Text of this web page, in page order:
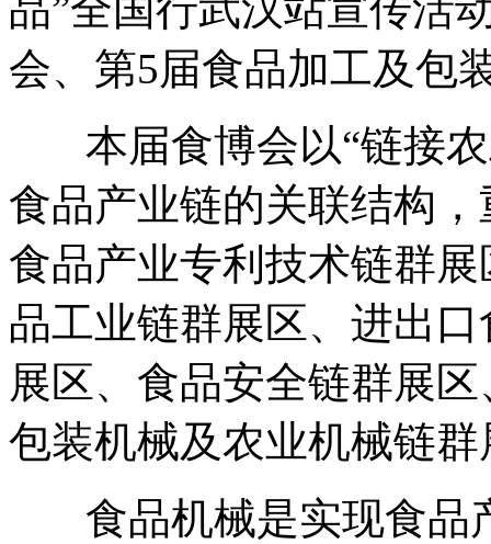
品”全国行武汉站宣传活
会、第5届食品加工及包
本届食博会以“链接农
食品产业链的关联结构
食品产业专利技术链群
品工业链群展区、进出
展区、食品安全链群展
包装机械及农业机械链群
食品机械是实现食品